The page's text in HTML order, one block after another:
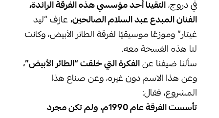
في دروج،التقينا أحد مؤسسي هذه الفرقة الرائدة،
الفنان المبدع عبد السلام الصالحين،عازف “ليد
غيتار” وموزعًا موسيقيًا لفرقة الطائر الأبيض، وكانت
لنا هذه الفسحة معه.
سألنا ضيفنا عنالفكرة التي خلقت “الطائر الأبيض”،
وعن هذا الاسم دون غيره، وعن صناع هذا
المشروع، فقال:
تأسست الفرقة عام 1990م، ولم تكن مجرد